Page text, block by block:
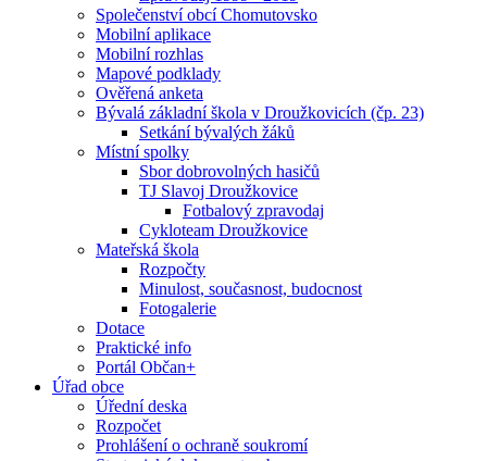
Společenství obcí Chomutovsko
Mobilní aplikace
Mobilní rozhlas
Mapové podklady
Ověřená anketa
Bývalá základní škola v Droužkovicích (čp. 23)
Setkání bývalých žáků
Místní spolky
Sbor dobrovolných hasičů
TJ Slavoj Droužkovice
Fotbalový zpravodaj
Cykloteam Droužkovice
Mateřská škola
Rozpočty
Minulost, současnost, budocnost
Fotogalerie
Dotace
Praktické info
Portál Občan+
Úřad obce
Úřední deska
Rozpočet
Prohlášení o ochraně soukromí